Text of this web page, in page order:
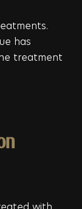
has
treatment